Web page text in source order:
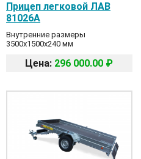
Прицеп легковой ЛАВ
81026A
Внутренние размеры
3500x1500x240 мм
Цена: 296 000.00 ₽